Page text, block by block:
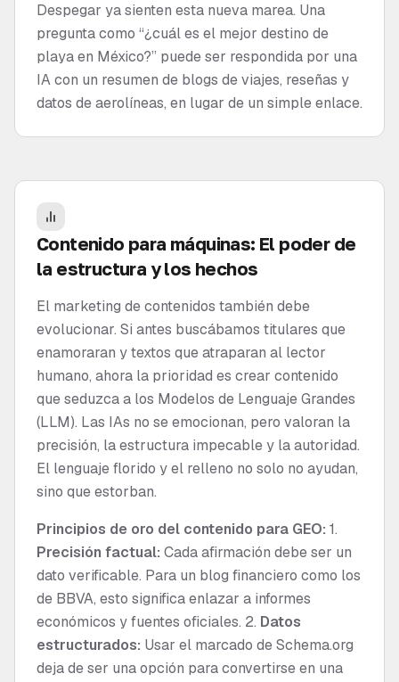
Despegar ya sienten esta nueva marea. Una
pregunta como “¿cuál es el mejor destino de
playa en México?” puede ser respondida por una
IA con un resumen de blogs de viajes, reseñas y
datos de aerolíneas, en lugar de un simple enlace.
Contenido para máquinas: El poder de
la estructura y los hechos
El marketing de contenidos también debe
evolucionar. Si antes buscábamos titulares que
enamoraran y textos que atraparan al lector
humano, ahora la prioridad es crear contenido
que seduzca a los Modelos de Lenguaje Grandes
(LLM). Las IAs no se emocionan, pero valoran la
precisión, la estructura impecable y la autoridad.
El lenguaje florido y el relleno no solo no ayudan,
sino que estorban.
Principios de oro del contenido para GEO: 1.
Precisión factual: Cada afirmación debe ser un
dato verificable. Para un blog financiero como los
de BBVA, esto significa enlazar a informes
económicos y fuentes oficiales. 2. Datos
estructurados: Usar el marcado de Schema.org
deja de ser una opción para convertirse en una